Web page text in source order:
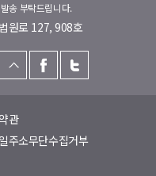
송 부탁드립니다.
원로 127, 908호
관
주소무단수집거부